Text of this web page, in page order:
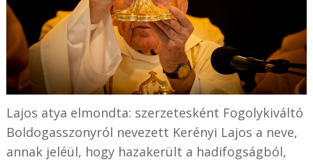
Lajos atya elmondta: szerzetesként Fogolykiváltó
Boldogasszonyról nevezett Kerényi Lajos a neve,
annak jeléül, hogy hazakerült a hadifogságból,